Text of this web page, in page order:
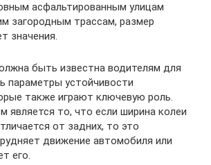
асфальтированным улицам
загородным трассам, размер
значения.
быть известна водителям для
параметры устойчивости
также играют ключевую роль.
то, что если ширина колеи
от задних, то это
движение автомобиля или
его.